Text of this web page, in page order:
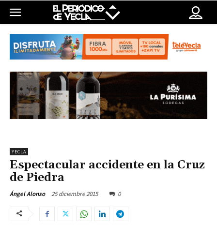
YECLA
Espectacular accidente en la Cruz
de Piedra
Ángel Alonso 25 diciembre 2015 0